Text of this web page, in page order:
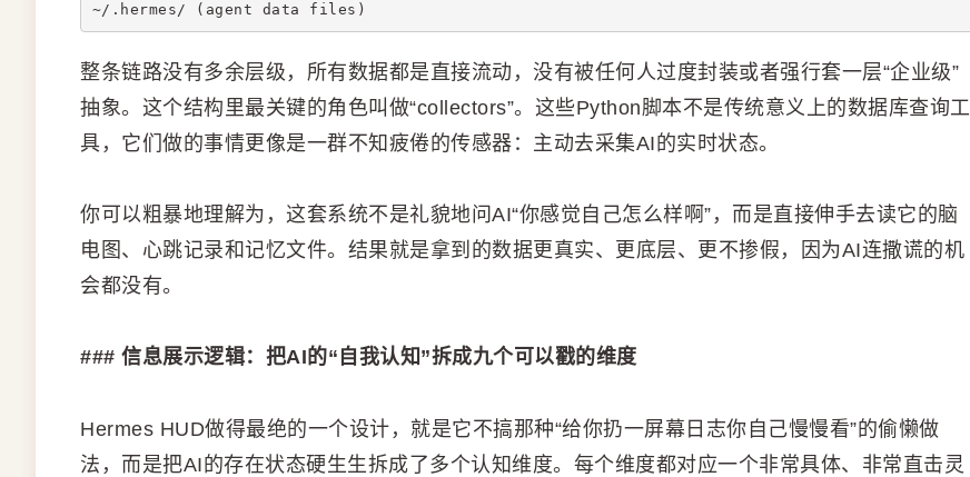
~/.hermes/ (agent data files)
整条链路没有多余层级，所有数据都是直接流动，没有被任何人过度封装或者强行套一层“企业级”
抽象。这个结构里最关键的角色叫做“collectors”。这些Python脚本不是传统意义上的数据库查询工
具，它们做的事情更像是一群不知疲倦的传感器：主动去采集AI的实时状态。
你可以粗暴地理解为，这套系统不是礼貌地问AI“你感觉自己怎么样啊”，而是直接伸手去读它的脑
电图、心跳记录和记忆文件。结果就是拿到的数据更真实、更底层、更不掺假，因为AI连撒谎的机
会都没有。
### 信息展示逻辑：把AI的“自我认知”拆成九个可以戳的维度
Hermes HUD做得最绝的一个设计，就是它不搞那种“给你扔一屏幕日志你自己慢慢看”的偷懒做
法，而是把AI的存在状态硬生生拆成了多个认知维度。每个维度都对应一个非常具体、非常直击灵